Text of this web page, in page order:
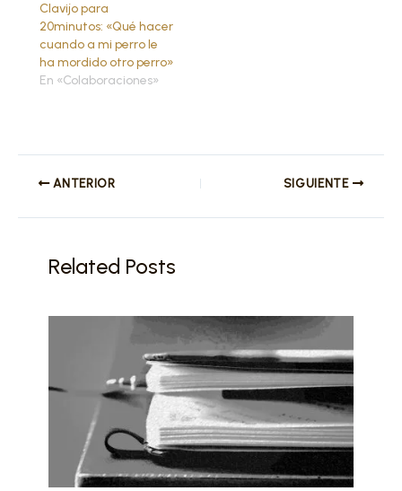
Clavijo para
20minutos: «Qué hacer
cuando a mi perro le
ha mordido otro perro»
En «Colaboraciones»
ANTERIOR SIGUIENTE
Related Posts